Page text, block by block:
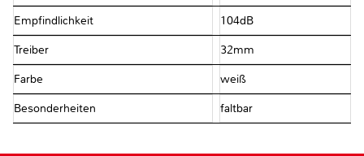
Empfindlichkeit 104dB
Treiber 32mm
Farbe weiß
Besonderheiten faltbar